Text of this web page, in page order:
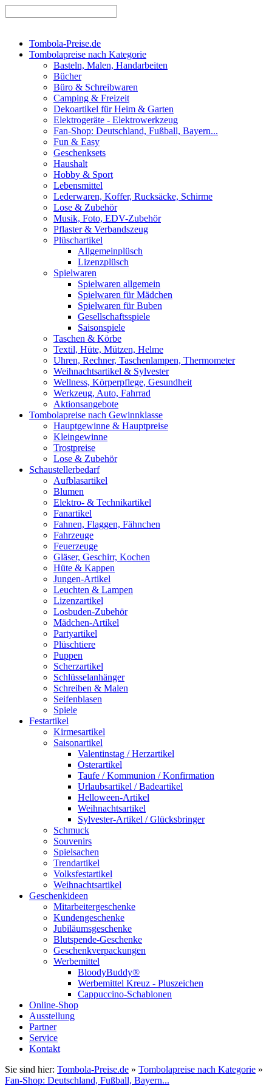
Tombola-Preise.de
Tombolapreise nach Kategorie
Basteln, Malen, Handarbeiten
Bücher
Büro & Schreibwaren
Camping & Freizeit
Dekoartikel für Heim & Garten
Elektrogeräte - Elektrowerkzeug
Fan-Shop: Deutschland, Fußball, Bayern...
Fun & Easy
Geschenksets
Haushalt
Hobby & Sport
Lebensmittel
Lederwaren, Koffer, Rucksäcke, Schirme
Lose & Zubehör
Musik, Foto, EDV-Zubehör
Pflaster & Verbandszeug
Plüschartikel
Allgemeinplüsch
Lizenzplüsch
Spielwaren
Spielwaren allgemein
Spielwaren für Mädchen
Spielwaren für Buben
Gesellschaftsspiele
Saisonspiele
Taschen & Körbe
Textil, Hüte, Mützen, Helme
Uhren, Rechner, Taschenlampen, Thermometer
Weihnachtsartikel & Sylvester
Wellness, Körperpflege, Gesundheit
Werkzeug, Auto, Fahrrad
Aktionsangebote
Tombolapreise nach Gewinnklasse
Hauptgewinne & Hauptpreise
Kleingewinne
Trostpreise
Lose & Zubehör
Schaustellerbedarf
Aufblasartikel
Blumen
Elektro- & Technikartikel
Fanartikel
Fahnen, Flaggen, Fähnchen
Fahrzeuge
Feuerzeuge
Gläser, Geschirr, Kochen
Hüte & Kappen
Jungen-Artikel
Leuchten & Lampen
Lizenzartikel
Losbuden-Zubehör
Mädchen-Artikel
Partyartikel
Plüschtiere
Puppen
Scherzartikel
Schlüsselanhänger
Schreiben & Malen
Seifenblasen
Spiele
Festartikel
Kirmesartikel
Saisonartikel
Valentinstag / Herzartikel
Osterartikel
Taufe / Kommunion / Konfirmation
Urlaubsartikel / Badeartikel
Helloween-Artikel
Weihnachtsartikel
Sylvester-Artikel / Glücksbringer
Schmuck
Souvenirs
Spielsachen
Trendartikel
Volksfestartikel
Weihnachtsartikel
Geschenkideen
Mitarbeitergeschenke
Kundengeschenke
Jubiläumsgeschenke
Blutspende-Geschenke
Geschenkverpackungen
Werbemittel
BloodyBuddy®
Werbemittel Kreuz - Pluszeichen
Cappuccino-Schablonen
Online-Shop
Ausstellung
Partner
Service
Kontakt
Sie sind hier: Tombola-Preise.de » Tombolapreise nach Kategorie »
Fan-Shop: Deutschland, Fußball, Bayern...